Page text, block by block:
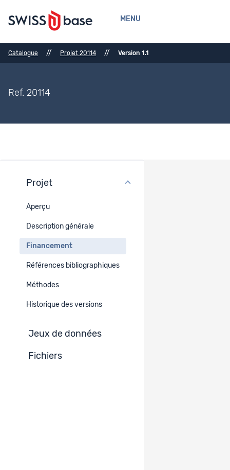
MENU
Catalogue // Projet 20114 // Version 1.1
Ref. 20114
Projet
Aperçu
Description générale
Financement
Références bibliographiques
Méthodes
Historique des versions
Jeux de données
Fichiers
Type de projet
Thèse
Recherche de la/des institution(s)
mentionnée(s)